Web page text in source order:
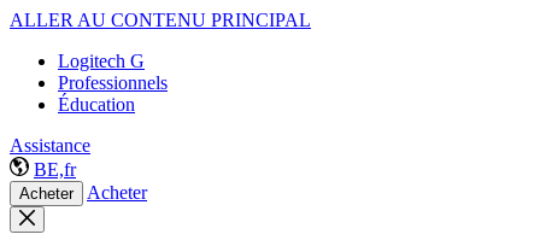
ALLER AU CONTENU PRINCIPAL
Logitech G
Professionnels
Éducation
Assistance
BE,fr
Acheter Acheter